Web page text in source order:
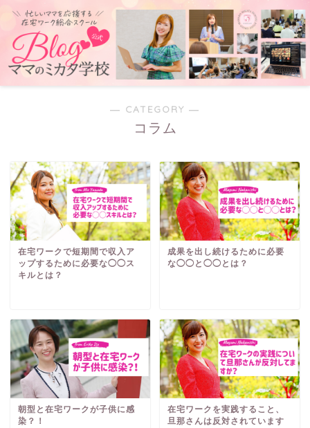
― CATEGORY ―
コラム
在宅ワークで短期間で収入ア
ップするために必要な◯◯ス
キルとは？
成果を出し続けるために必要
な◯◯と◯◯とは？
朝型と在宅ワークが子供に感
染？！
在宅ワークを実践すること、
旦那さんは反対されています